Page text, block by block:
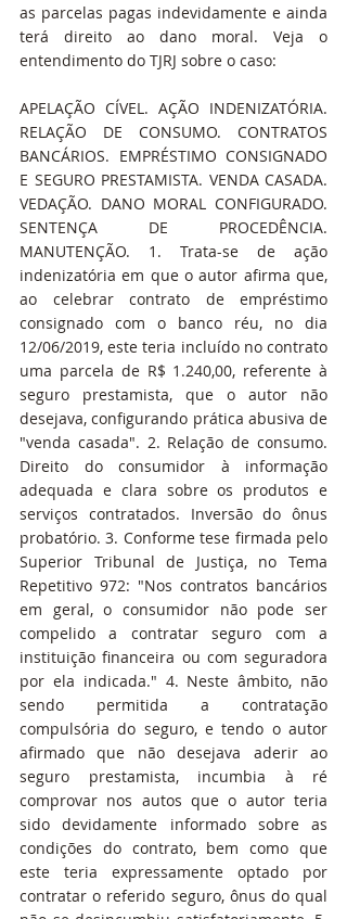
as parcelas pagas indevidamente e ainda
terá direito ao dano moral. Veja o
entendimento do TJRJ sobre o caso:
APELAÇÃO CÍVEL. AÇÃO INDENIZATÓRIA.
RELAÇÃO DE CONSUMO. CONTRATOS
BANCÁRIOS. EMPRÉSTIMO CONSIGNADO
E SEGURO PRESTAMISTA. VENDA CASADA.
VEDAÇÃO. DANO MORAL CONFIGURADO.
SENTENÇA DE PROCEDÊNCIA.
MANUTENÇÃO. 1. Trata-se de ação
indenizatória em que o autor afirma que,
ao celebrar contrato de empréstimo
consignado com o banco réu, no dia
12/06/2019, este teria incluído no contrato
uma parcela de R$ 1.240,00, referente à
seguro prestamista, que o autor não
desejava, configurando prática abusiva de
"venda casada". 2. Relação de consumo.
Direito do consumidor à informação
adequada e clara sobre os produtos e
serviços contratados. Inversão do ônus
probatório. 3. Conforme tese firmada pelo
Superior Tribunal de Justiça, no Tema
Repetitivo 972: "Nos contratos bancários
em geral, o consumidor não pode ser
compelido a contratar seguro com a
instituição financeira ou com seguradora
por ela indicada." 4. Neste âmbito, não
sendo permitida a contratação
compulsória do seguro, e tendo o autor
afirmado que não desejava aderir ao
seguro prestamista, incumbia à ré
comprovar nos autos que o autor teria
sido devidamente informado sobre as
condições do contrato, bem como que
este teria expressamente optado por
contratar o referido seguro, ônus do qual